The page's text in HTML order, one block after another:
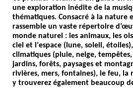
une exploration inédite de la
thématiques. Consacré à la nature
rassemble un vaste répertoire
monde naturel : les animaux, les
ciel et l ’espace (lune, soleil,
climatiques (pluie, neige,
jardins, forêts, paysages et
rivières, mers, fontaines), le feu, la
y trouverez également beaucoup